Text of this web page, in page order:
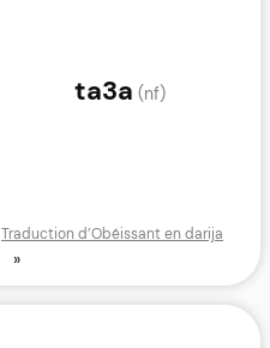
ta3a (nf)
Traduction d’Obéissant en darija
»